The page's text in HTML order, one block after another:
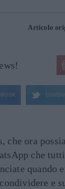
Articolo
che ora
che
quando
e